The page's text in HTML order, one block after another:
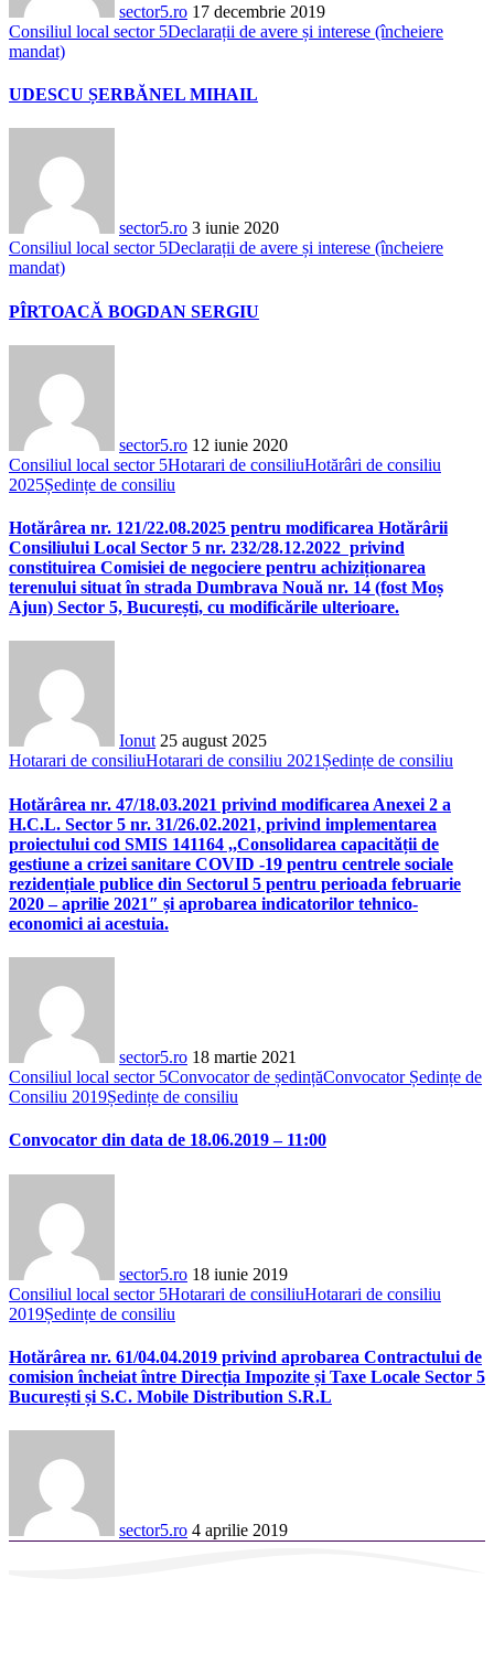
sector5.ro 17 decembrie 2019
Consiliul local sector 5Declarații de avere și interese (încheiere
mandat)
UDESCU ȘERBĂNEL MIHAIL
sector5.ro 3 iunie 2020
Consiliul local sector 5Declarații de avere și interese (încheiere
mandat)
PÎRTOACĂ BOGDAN SERGIU
sector5.ro 12 iunie 2020
Consiliul local sector 5Hotarari de consiliuHotărâri de consiliu
2025Ședințe de consiliu
Hotărârea nr. 121/22.08.2025 pentru modificarea Hotărârii
Consiliului Local Sector 5 nr. 232/28.12.2022 privind
constituirea Comisiei de negociere pentru achiziționarea
terenului situat în strada Dumbrava Nouă nr. 14 (fost Moș
Ajun) Sector 5, București, cu modificările ulterioare.
Ionut 25 august 2025
Hotarari de consiliuHotarari de consiliu 2021Ședințe de consiliu
Hotărârea nr. 47/18.03.2021 privind modificarea Anexei 2 a
H.C.L. Sector 5 nr. 31/26.02.2021, privind implementarea
proiectului cod SMIS 141164 ,,Consolidarea capacității de
gestiune a crizei sanitare COVID -19 pentru centrele sociale
rezidențiale publice din Sectorul 5 pentru perioada februarie
2020 – aprilie 2021″ și aprobarea indicatorilor tehnico-
economici ai acestuia.
sector5.ro 18 martie 2021
Consiliul local sector 5Convocator de ședințăConvocator Ședințe de
Consiliu 2019Ședințe de consiliu
Convocator din data de 18.06.2019 – 11:00
sector5.ro 18 iunie 2019
Consiliul local sector 5Hotarari de consiliuHotarari de consiliu
2019Ședințe de consiliu
Hotărârea nr. 61/04.04.2019 privind aprobarea Contractului de
comision încheiat între Direcția Impozite și Taxe Locale Sector 5
București și S.C. Mobile Distribution S.R.L
sector5.ro 4 aprilie 2019